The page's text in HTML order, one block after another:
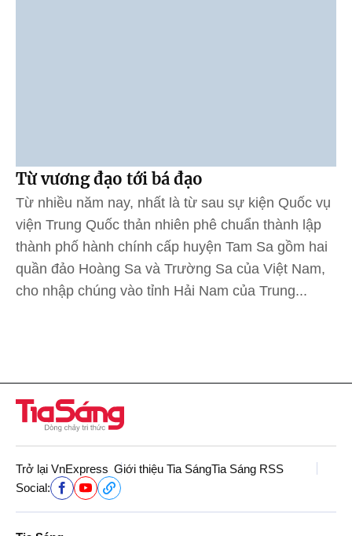
Từ vương đạo tới bá đạo
Từ nhiều năm nay, nhất là từ sau sự kiện Quốc vụ
viện Trung Quốc thản nhiên phê chuẩn thành lập
thành phố hành chính cấp huyện Tam Sa gồm hai
quần đảo Hoàng Sa và Trường Sa của Việt Nam,
cho nhập chúng vào tỉnh Hải Nam của Trung...
Trở lại VnExpress Giới thiệu Tia SángTia Sáng RSS
Social: